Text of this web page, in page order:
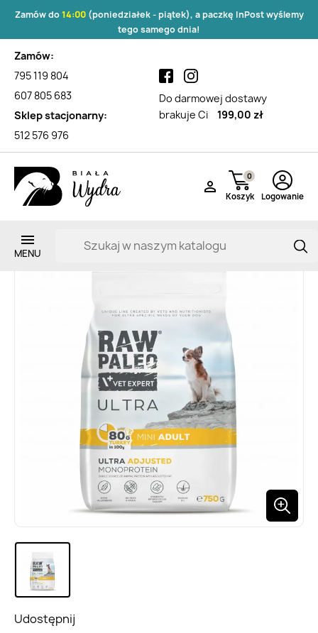
Zamów do14:00(poniedziałek - piątek), a paczkę InPost wyślemy
tego samego dnia!
Zamów:
795 119 804
607 805 683
Sklep stacjonarny:
512 576 976
Do darmowej dostawy
brakuje Ci
199,00 zł

Koszyk
0
Logowanie
Udostępnij